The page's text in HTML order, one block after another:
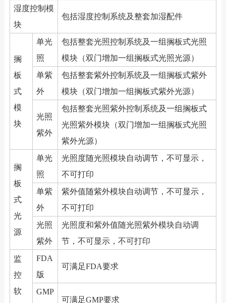
湿度控制模
块
包括湿度控制系统及整套加湿配件
搁
板
式
模
块
单光
照
包括整套光照控制系统及一组搁板式光照
模块（双门增加一组搁板式光照光源）
单紫
外
包括整套紫外控制系统及一组搁板式紫外
模块（双门增加一组搁板式紫外光源）
光照
紫外
包括整套光照紫外控制系统及一组搁板式
光照紫外模块（双门增加一组搁板式光照
紫外光源）
搁
板
式
光
源
单光
照
光照度随光照模块自动调节，不可显示，
不可打印
单紫
外
紫外值随紫外模块自动调节，不可显示，
不可打印
光照
紫外
光照度和紫外值随光照紫外模块自动调
节，不可显示，不可打印
监
控
软
FDA
版
可满足FDA要求
GMP
可满足GMP要求